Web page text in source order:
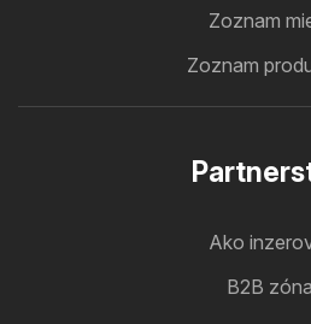
Zoznam
Zoznam
Ako
B2B zóna